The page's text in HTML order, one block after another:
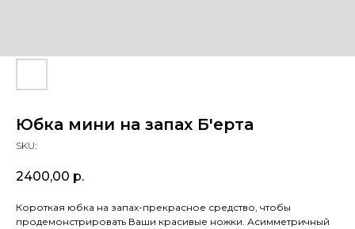
Юбка мини на запах Б'ерта
SKU:
2400,00 р.
Короткая юбка на запах-прекрасное средство, чтобы
продемонстрировать Ваши красивые ножки. Асимметричный